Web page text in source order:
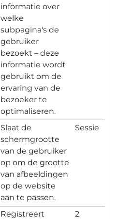
informatie over
welke
subpagina's de
gebruiker
bezoekt – deze
informatie wordt
gebruikt om de
ervaring van de
bezoeker te
optimaliseren.
Slaat de
schermgrootte
van de gebruiker
op om de grootte
van afbeeldingen
op de website
aan te passen.
Sessie
Registreert
2